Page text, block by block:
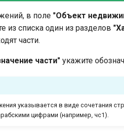
в поле "Объект
из списка один из разделов
части.
части" укажите
указывается в виде сочетания
цифрами (например, чс1).